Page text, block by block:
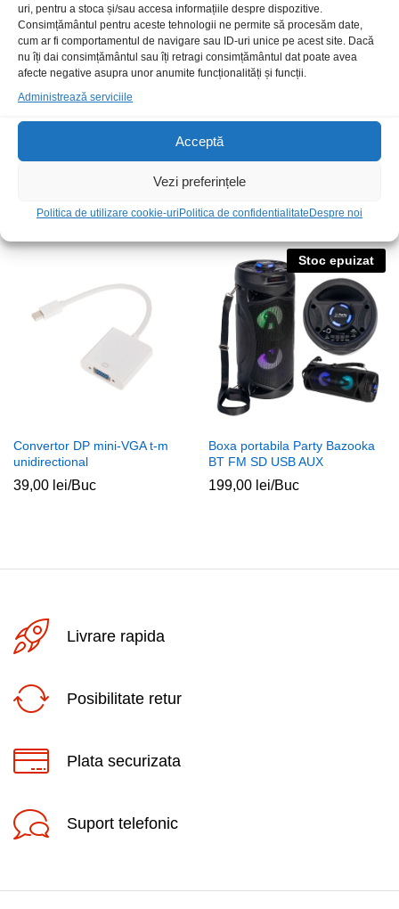
uri, pentru a stoca și/sau accesa informațiile despre dispozitive.
Consimțământul pentru aceste tehnologii ne permite să procesăm date,
cum ar fi comportamentul de navigare sau ID-uri unice pe acest site. Dacă
nu îți dai consimțământul sau îți retragi consimțământul dat poate avea
afecte negative asupra unor anumite funcționalități și funcții.
Administrează serviciile
Acceptă
Vezi preferințele
Politica de utilizare cookie-uri Politica de confidentialitate Despre noi
DMX
449,00lei/Buc
Convertor DP mini-VGA t-m
unidirectional
39,00 lei/Buc
Stoc epuizat
Boxa portabila Party Bazooka
BT FM SD USB AUX
199,00 lei/Buc
Livrare rapida
Posibilitate retur
Plata securizata
Suport telefonic